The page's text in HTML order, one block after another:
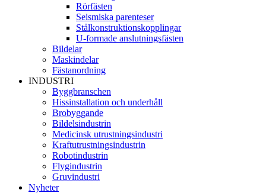
Rörfästen
Seismiska parenteser
Stålkonstruktionskopplingar
U-formade anslutningsfästen
Bildelar
Maskindelar
Fästanordning
INDUSTRI
Byggbranschen
Hissinstallation och underhåll
Brobyggande
Bildelsindustrin
Medicinsk utrustningsindustri
Kraftutrustningsindustrin
Robotindustrin
Flygindustrin
Gruvindustri
Nyheter